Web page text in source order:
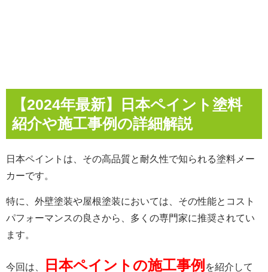
【2024年最新】日本ペイント塗料
紹介や施工事例の詳細解説
日本ペイントは、その高品質と耐久性で知られる塗料メー
カーです。
特に、外壁塗装や屋根塗装においては、その性能とコスト
パフォーマンスの良さから、多くの専門家に推奨されてい
ます。
今回は、 日本ペイントの施工事例 を紹介して